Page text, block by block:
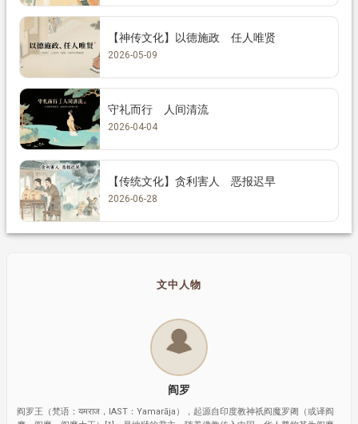
【神传文化】以德施政 任人唯贤
2026-05-09
守礼而行 人间清流
2026-04-04
【传统文化】贪利害人 恶报迟早
2026-06-28
文中人物
阎罗
阎罗王（梵语：यमराज，IAST：Yamarāja），起源自印度教神祇阎魔罗阇（或译阎